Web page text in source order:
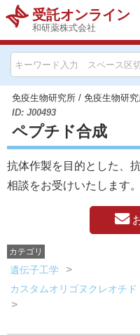
受託オンライン
和研薬株式会社
免疫生物研究所/ 免疫生物研究
ID: J00493
ペプチド合成
抗体作製を目的とした、
相談をお受けいたします。
カテゴリ
遺伝子工学
カスタムオリゴヌクレオチ
HOME
お問い合わせ
お知らせ
キャンペーン情報一覧
メーカー別索引
販売元別索引